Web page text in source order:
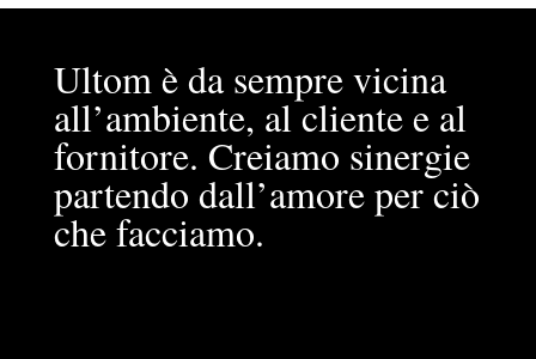
Ultom è da sempre vicina
all’ambiente, al cliente e al
fornitore. Creiamo sinergie
partendo dall’amore per ciò
che facciamo.